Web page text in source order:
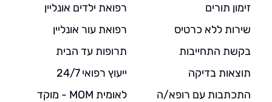
זימון תורים
שירות ללא כרטיס
בקשת התחייבות
תוצאות בדיקה
התכתבות עם רופא/ה
רפואת ילדים אונליין
רפואת עור אונליין
תרופות עד הבית
ייעוץ רפואי 24/7
לאומית MOM - מוקד